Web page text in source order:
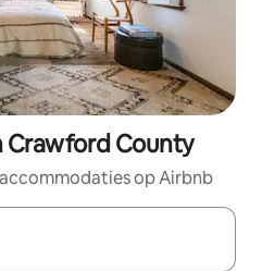
Crawford County
op Airbnb
zijn, maak je een keuze